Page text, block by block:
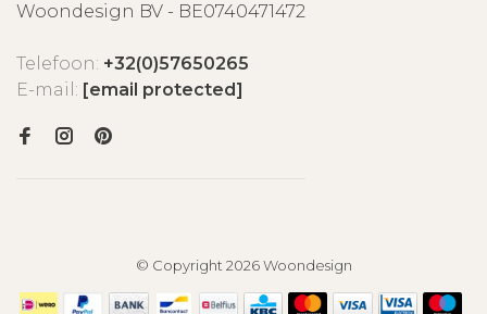
Woondesign BV - BE0740471472
Telefoon: +32(0)57650265
E-mail: [email protected]
© Copyright 2026 Woondesign